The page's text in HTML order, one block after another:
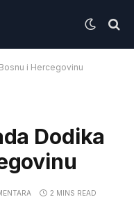
i Hercegovinu
Dodika
2 MINS READ